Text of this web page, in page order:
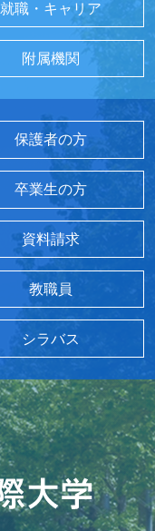
就職・キャリア
附属機関
保護者の方
卒業生の方
資料請求
教職員
シラバス